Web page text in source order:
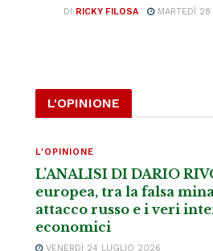
DI RICKY FILOSA MARTEDÌ
L'OPINIONE
L'OPINIONE
L’ANALISI DI DARIO
europea, tra la falsa
attacco russo e i veri
economici
VENERDÌ 24 LUGLIO 2026